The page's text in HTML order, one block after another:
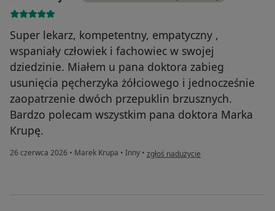
Super lekarz, kompetentny, empatyczny ,
wspaniały człowiek i fachowiec w swojej
dziedzinie. Miałem u pana doktora zabieg
usunięcia pęcherzyka żółciowego i jednocześnie
zaopatrzenie dwóch przepuklin brzusznych.
Bardzo polecam wszystkim pana doktora Marka
Krupę.
26 czerwca 2026 • Marek Krupa • Inny • w opinii użytkownika Andrzej W.
zgłoś nadużycie